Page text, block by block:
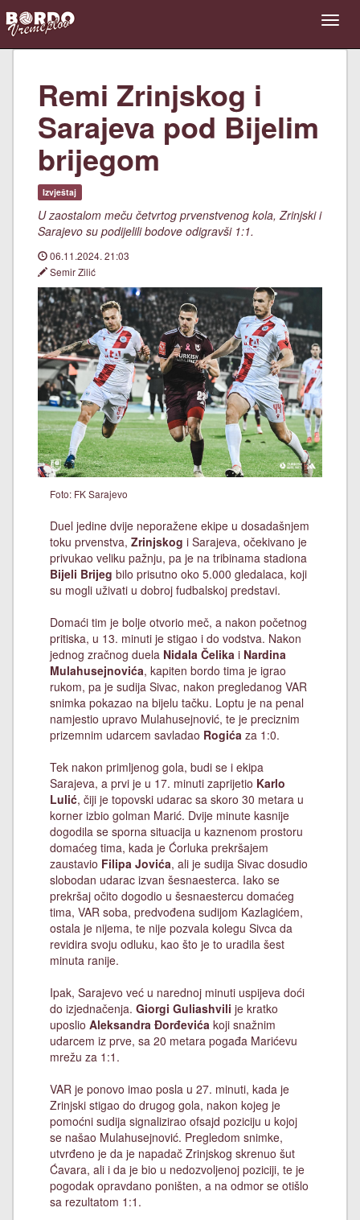
Remi Zrinjskog i
Sarajeva pod Bijelim
brijegom
Izvještaj
U zaostalom meču četvrtog prvenstvenog kola, Zrinjski i
Sarajevo su podijelili bodove odigravši 1:1.
06.11.2024. 21:03
Semir Zilić
Foto: FK Sarajevo
Duel jedine dvije neporažene ekipe u dosadašnjem
toku prvenstva, Zrinjskog i Sarajeva, očekivano je
privukao veliku pažnju, pa je na tribinama stadiona
Bijeli Brijeg bilo prisutno oko 5.000 gledalaca, koji
su mogli uživati u dobroj fudbalskoj predstavi.
Domaći tim je bolje otvorio meč, a nakon početnog
pritiska, u 13. minuti je stigao i do vodstva. Nakon
jednog zračnog duela Nidala Čelika i Nardina
Mulahusejnovića, kapiten bordo tima je igrao
rukom, pa je sudija Sivac, nakon pregledanog VAR
snimka pokazao na bijelu tačku. Loptu je na penal
namjestio upravo Mulahusejnović, te je preciznim
prizemnim udarcem savladao Rogića za 1:0.
Tek nakon primljenog gola, budi se i ekipa
Sarajeva, a prvi je u 17. minuti zaprijetio Karlo
Lulić, čiji je topovski udarac sa skoro 30 metara u
korner izbio golman Marić. Dvije minute kasnije
dogodila se sporna situacija u kaznenom prostoru
domaćeg tima, kada je Ćorluka prekršajem
zaustavio Filipa Jovića, ali je sudija Sivac dosudio
slobodan udarac izvan šesnaesterca. Iako se
prekršaj očito dogodio u šesnaestercu domaćeg
tima, VAR soba, predvođena sudijom Kazlagićem,
ostala je nijema, te nije pozvala kolegu Sivca da
revidira svoju odluku, kao što je to uradila šest
minuta ranije.
Ipak, Sarajevo već u narednoj minuti uspijeva doći
do izjednačenja. Giorgi Guliashvili je kratko
uposlio Aleksandra Đorđevića koji snažnim
udarcem iz prve, sa 20 metara pogađa Marićevu
mrežu za 1:1.
VAR je ponovo imao posla u 27. minuti, kada je
Zrinjski stigao do drugog gola, nakon kojeg je
pomoćni sudija signalizirao ofsajd poziciju u kojoj
se našao Mulahusejnović. Pregledom snimke,
utvrđeno je da je napadač Zrinjskog skrenuo šut
Ćavara, ali i da je bio u nedozvoljenoj poziciji, te je
pogodak opravdano poništen, a na odmor se otišlo
sa rezultatom 1:1.